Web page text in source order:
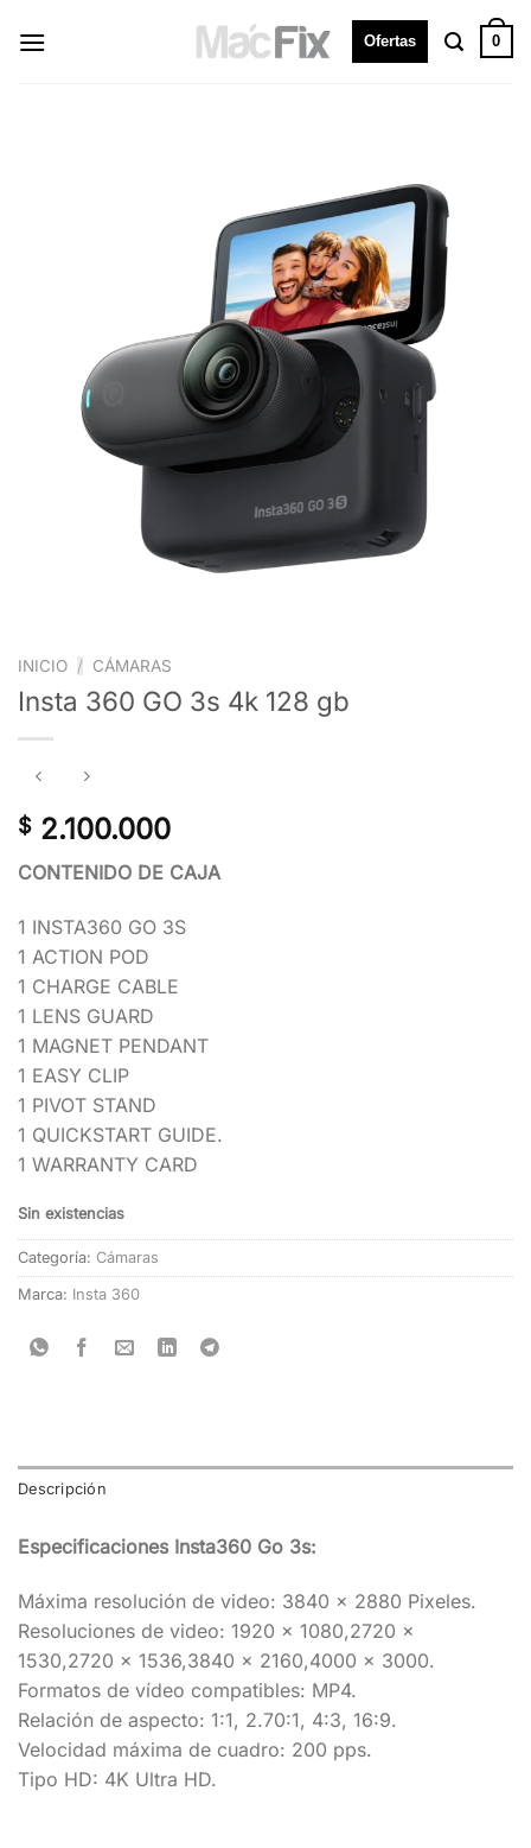
Ofertas 0
INICIO / CÁMARAS
Insta 360 GO 3s 4k 128 gb
$ 2.100.000
CONTENIDO DE CAJA
1 INSTA360 GO 3S
1 ACTION POD
1 CHARGE CABLE
1 LENS GUARD
1 MAGNET PENDANT
1 EASY CLIP
1 PIVOT STAND
1 QUICKSTART GUIDE.
1 WARRANTY CARD
Sin existencias
Categoría: Cámaras
Marca: Insta 360
Descripción
Especificaciones Insta360 Go 3s:
Máxima resolución de video: 3840 x 2880 Pixeles.
Resoluciones de video: 1920 x 1080,2720 x
1530,2720 x 1536,3840 x 2160,4000 x 3000.
Formatos de vídeo compatibles: MP4.
Relación de aspecto: 1:1, 2.70:1, 4:3, 16:9.
Velocidad máxima de cuadro: 200 pps.
Tipo HD: 4K Ultra HD.